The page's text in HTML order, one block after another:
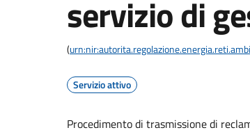
servizio di
(
Servizio attivo
Procedimento di trasmissione di